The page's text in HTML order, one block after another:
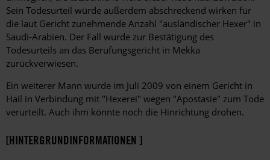
Sein Todesurteil würde außerdem abschreckend wirken für
die laut Gericht zunehmende Anzahl "ausländischer Hexer" in
Saudi-Arabien. Der Fall wurde zur Bestätigung des
Todesurteils an das Berufungsgericht in Mekka
zurückverwiesen.
Ein weiterer Mann wurde im Juli 2009 von einem Gericht in
Hail in Verbindung mit "Hexerei" wegen "Apostasie" zum Tode
verurteilt. Auch ihm könnte noch die Hinrichtung drohen.
[HINTERGRUNDINFORMATIONEN ]